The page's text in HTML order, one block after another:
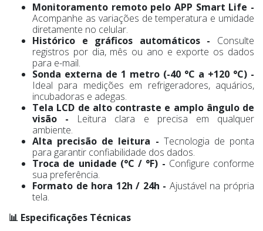
Monitoramento remoto pelo APP Smart Life -
Acompanhe as variações de temperatura e umidade
diretamente no celular.
Histórico e gráficos automáticos - Consulte
registros por dia, mês ou ano e exporte os dados
para e-mail.
Sonda externa de 1 metro (-40 °C a +120 °C) -
Ideal para medições em refrigeradores, aquários,
incubadoras e adegas.
Tela LCD de alto contraste e amplo ângulo de
visão - Leitura clara e precisa em qualquer
ambiente.
Alta precisão de leitura - Tecnologia de ponta
para garantir confiabilidade dos dados.
Troca de unidade (°C / °F) - Configure conforme
sua preferência.
Formato de hora 12h / 24h - Ajustável na própria
tela.
📊 Especificações Técnicas